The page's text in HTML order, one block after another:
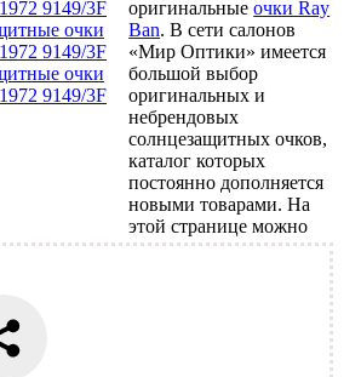
оригинальныеочки Ray
Ban. В сети салонов
«Мир Оптики» имеется
большой выбор
оригинальных и
небрендовых
солнцезащитных очков,
каталог которых
постоянно дополняется
новыми товарами. На
этой странице можно